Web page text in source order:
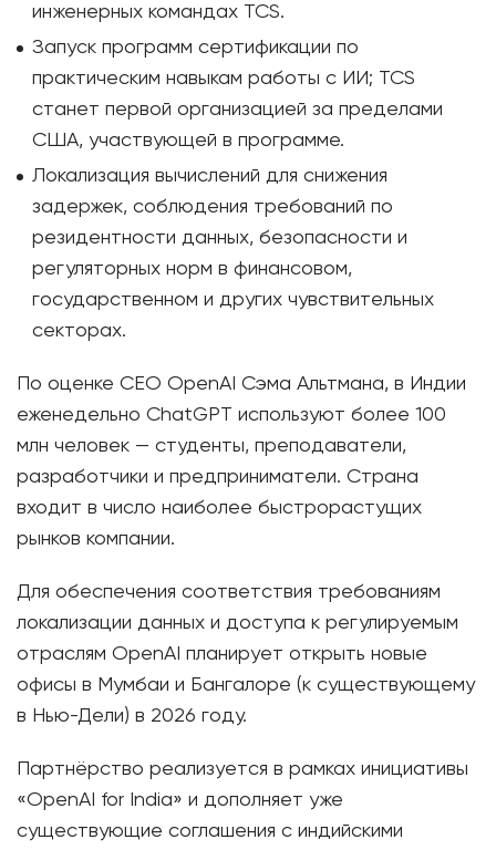
инженерных командах TCS.
Запуск программ сертификации по
практическим навыкам работы с ИИ; TCS
станет первой организацией за пределами
США, участвующей в программе.
Локализация вычислений для снижения
задержек, соблюдения требований по
резидентности данных, безопасности и
регуляторных норм в финансовом,
государственном и других чувствительных
секторах.
По оценке CEO OpenAI Сэма Альтмана, в Индии
еженедельно ChatGPT используют более 100
млн человек — студенты, преподаватели,
разработчики и предприниматели. Страна
входит в число наиболее быстрорастущих
рынков компании.
Для обеспечения соответствия требованиям
локализации данных и доступа к регулируемым
отраслям OpenAI планирует открыть новые
офисы в Мумбаи и Бангалоре (к существующему
в Нью-Дели) в 2026 году.
Партнёрство реализуется в рамках инициативы
«OpenAI for India» и дополняет уже
существующие соглашения с индийскими